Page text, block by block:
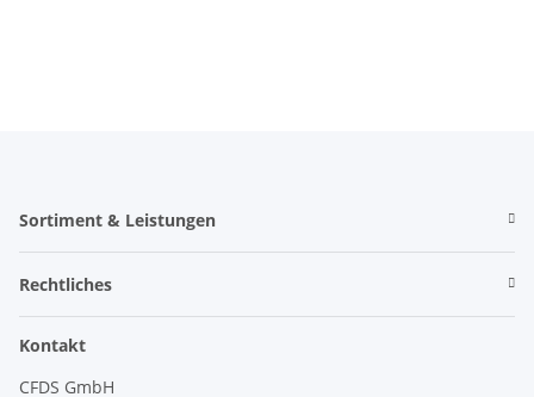
Sortiment & Leistungen
Rechtliches
Kontakt
CFDS GmbH